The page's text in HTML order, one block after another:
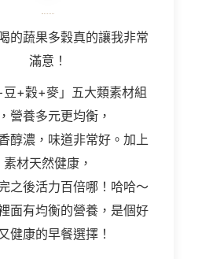
的蔬果多穀真的讓我非常
滿意！
豆+穀+麥」五大類素材組
營養多元更均衡，
醇濃，味道非常好。加上
素材天然健康，
之後活力百倍哪！哈哈～
面有均衡的營養，是個好
健康的早餐選擇！